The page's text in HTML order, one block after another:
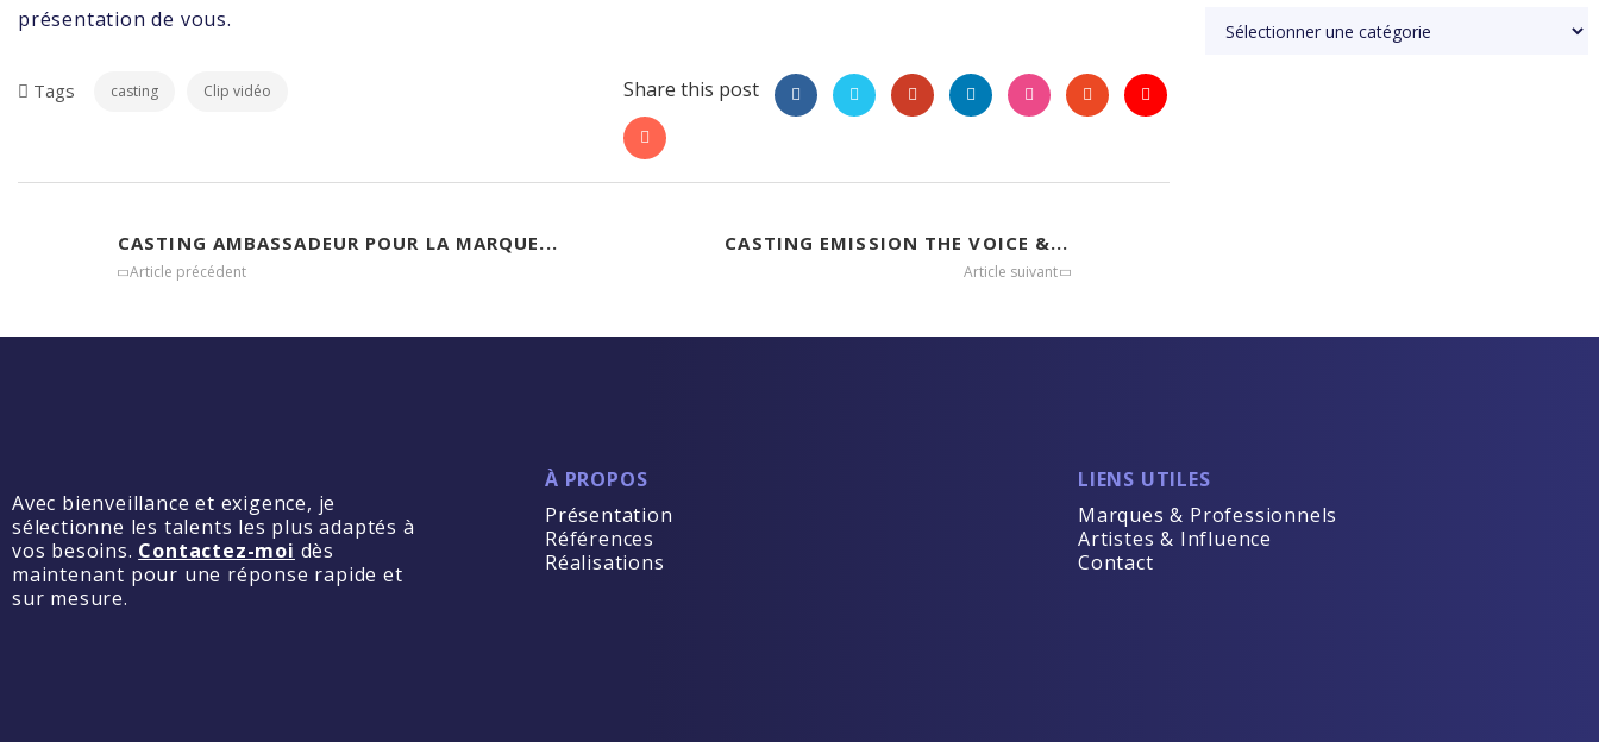
présentation de vous.
Tags casting Clip vidéo Share this post
CASTING AMBASSADEUR POUR LA MARQUE...
Article précédent
CASTING EMISSION THE VOICE &...
Article suivant
Avec bienveillance et exigence, je
sélectionne les talents les plus adaptés à
vos besoins. Contactez-moi dès
maintenant pour une réponse rapide et
sur mesure.
À PROPOS
Présentation
Références
Réalisations
LIENS UTILES
Marques & Professionnels
Artistes & Influence
Contact